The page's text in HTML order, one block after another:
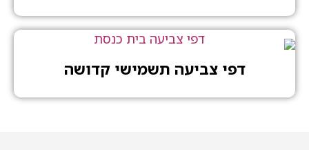
דפי צביעה תשמישי קדושה